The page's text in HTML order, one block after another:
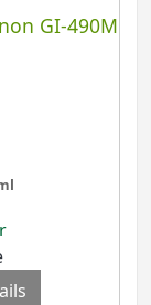
GI-490M